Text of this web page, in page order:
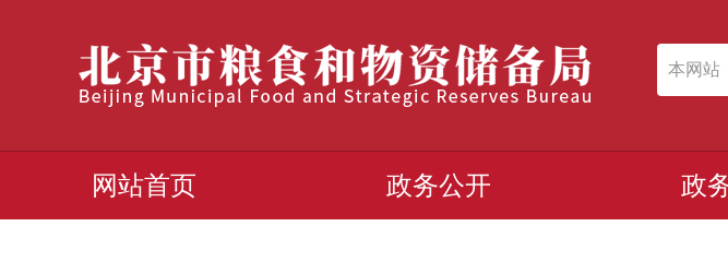
本网站
网站首页 政务公开 政